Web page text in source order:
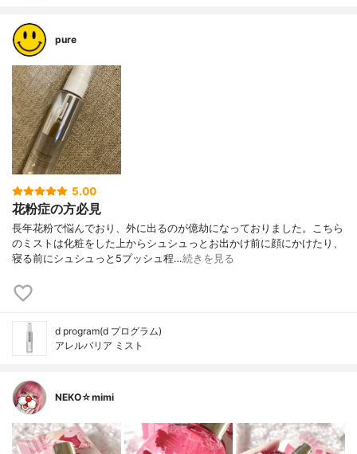
pure
5.00
花粉症の方必見
長年花粉で悩んでおり、外に出るのが億劫になっておりました。こちら
のミストは化粧をした上からシュシュっとお出かけ前に顔にかけたり、
寝る前にシュシュっと5プッシュ程…続きを見る
d program(d プログラム)
アレルバリア ミスト
NEKO☆mimi